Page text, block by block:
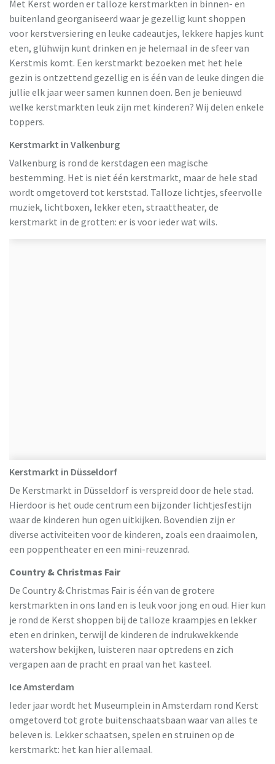
Met Kerst worden er talloze kerstmarkten in binnen- en
buitenland georganiseerd waar je gezellig kunt shoppen
voor kerstversiering en leuke cadeautjes, lekkere hapjes kunt
eten, glühwijn kunt drinken en je helemaal in de sfeer van
Kerstmis komt. Een kerstmarkt bezoeken met het hele
gezin is ontzettend gezellig en is één van de leuke dingen die
jullie elk jaar weer samen kunnen doen. Ben je benieuwd
welke kerstmarkten leuk zijn met kinderen? Wij delen enkele
toppers.
Kerstmarkt in Valkenburg
Valkenburg is rond de kerstdagen een magische
bestemming. Het is niet één kerstmarkt, maar de hele stad
wordt omgetoverd tot kerststad. Talloze lichtjes, sfeervolle
muziek, lichtboxen, lekker eten, straattheater, de
kerstmarkt in de grotten: er is voor ieder wat wils.
Kerstmarkt in Düsseldorf
De Kerstmarkt in Düsseldorf is verspreid door de hele stad.
Hierdoor is het oude centrum een bijzonder lichtjesfestijn
waar de kinderen hun ogen uitkijken. Bovendien zijn er
diverse activiteiten voor de kinderen, zoals een draaimolen,
een poppentheater en een mini-reuzenrad.
Country & Christmas Fair
De Country & Christmas Fair is één van de grotere
kerstmarkten in ons land en is leuk voor jong en oud. Hier kun
je rond de Kerst shoppen bij de talloze kraampjes en lekker
eten en drinken, terwijl de kinderen de indrukwekkende
watershow bekijken, luisteren naar optredens en zich
vergapen aan de pracht en praal van het kasteel.
Ice Amsterdam
Ieder jaar wordt het Museumplein in Amsterdam rond Kerst
omgetoverd tot grote buitenschaatsbaan waar van alles te
beleven is. Lekker schaatsen, spelen en struinen op de
kerstmarkt: het kan hier allemaal.